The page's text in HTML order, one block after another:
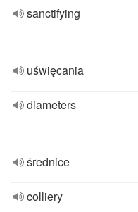
sanctifying
uświęcania
diameters
średnice
colliery